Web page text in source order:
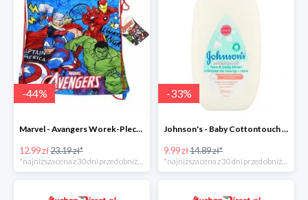
-44%
Marvel - Avangers Worek-Plecak
12.99 zł23.19 zł*
*najniższa cena z 30 dni przed obniżką
-33%
Johnson's - Baby Cottontouch mleczko do twarzy i ciała
9.99 zł14.89 zł*
*najniższa cena z 30 dni przed obniżką